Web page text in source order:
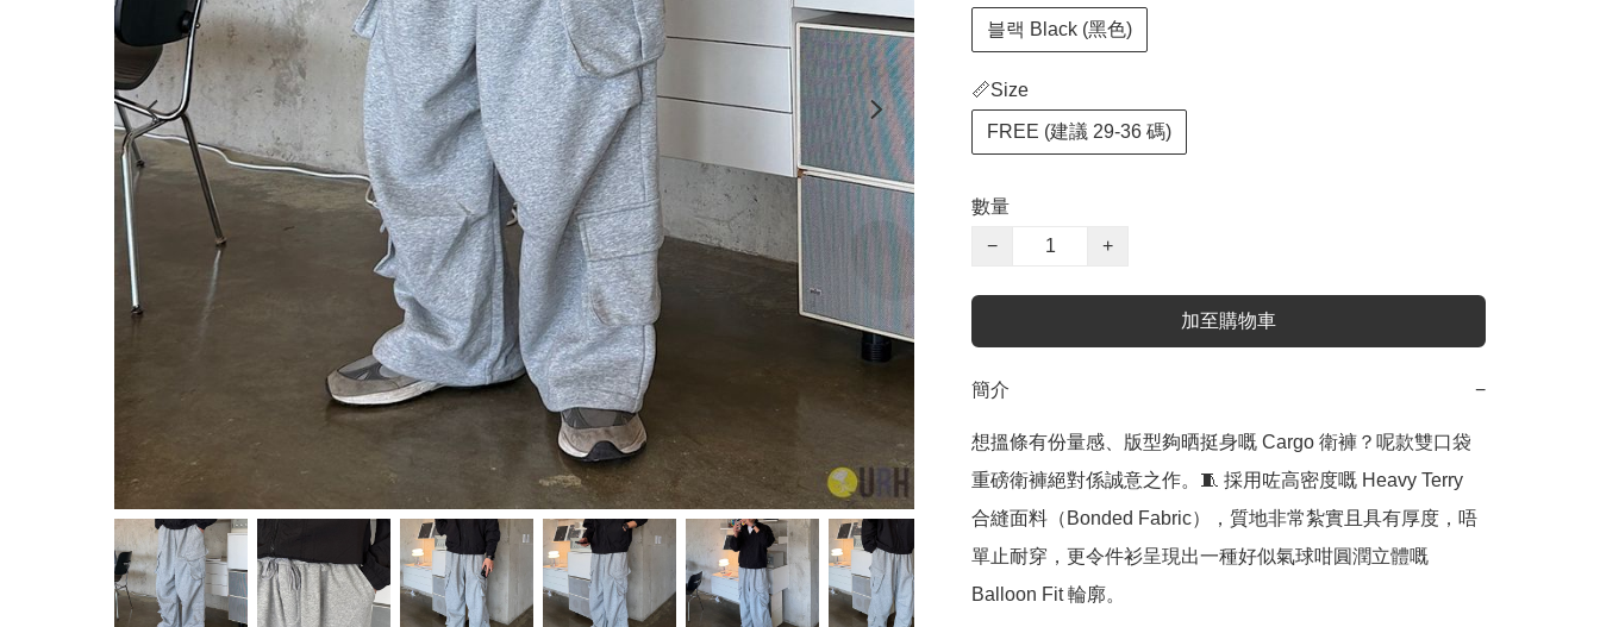
블랙 Black (黑色)
📏Size
FREE (建議 29-36 碼)
數量
−
+
加至購物車
簡介 −
想搵條有份量感、版型夠晒挺身嘅 Cargo 衛褲？呢款雙口袋
重磅衛褲絕對係誠意之作。🧵 採用咗高密度嘅 Heavy Terry
合縫面料（Bonded Fabric），質地非常紮實且具有厚度，唔
單止耐穿，更令件衫呈現出一種好似氣球咁圓潤立體嘅
Balloon Fit 輪廓。